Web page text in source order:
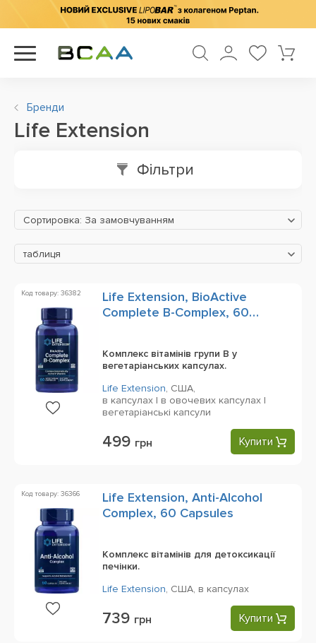
Бренди
Life Extension
Фільтри
Сортировка: За замовчуванням
таблиця
Код товару: 36382
Life Extension, BioActive
Complete B-Complex, 60
Комплекс вітамінів групи B у
вегетаріанських капсулах.
Life Extension, США,
в капсулах | в овочевих капсулах |
вегетаріанські капсули
499 грн Купити
Код товару: 36366
Life Extension, Anti-Alcohol
Complex, 60 Capsules
Комплекс вітамінів для детоксикації
печінки.
Life Extension, США, в капсулах
739 грн Купити